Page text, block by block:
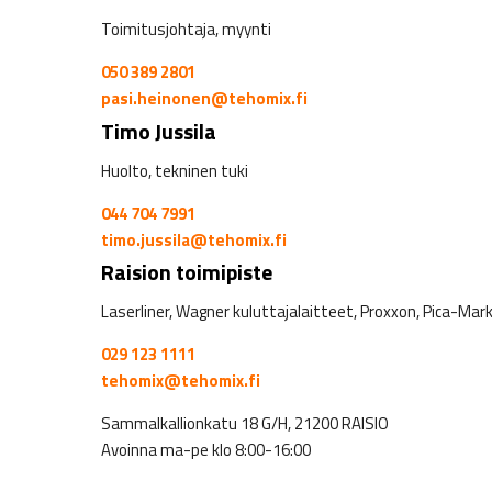
Toimitusjohtaja, myynti
050 389 2801
pasi.heinonen@tehomix.fi
Timo Jussila
Huolto, tekninen tuki
044 704 7991
timo.jussila@tehomix.fi
Raision toimipiste
Laserliner, Wagner kuluttajalaitteet, Proxxon, Pica-
029 123 1111
tehomix@tehomix.fi
Sammalkallionkatu 18 G/H, 21200 RAISIO
Avoinna ma-pe klo 8:00-16:00